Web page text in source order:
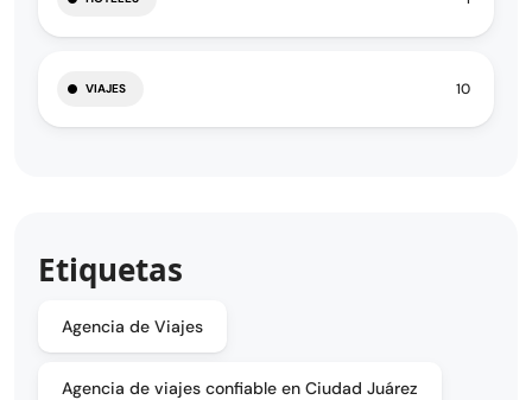
VIAJES 10
Etiquetas
Agencia de Viajes
Agencia de viajes confiable en Ciudad Juárez